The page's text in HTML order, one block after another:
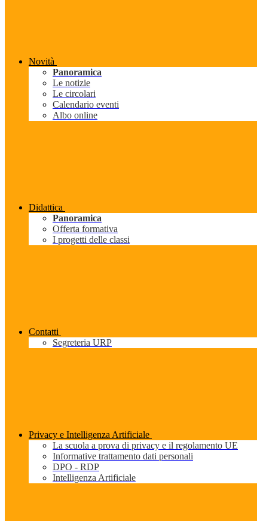
Novità
Panoramica
Le notizie
Le circolari
Calendario eventi
Albo online
Didattica
Panoramica
Offerta formativa
I progetti delle classi
Contatti
Segreteria URP
Privacy e Intelligenza Artificiale
La scuola a prova di privacy e il regolamento UE
Informative trattamento dati personali
DPO - RDP
Intelligenza Artificiale